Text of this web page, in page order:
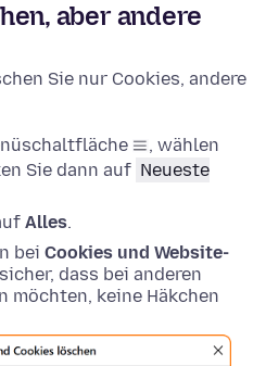
aber andere
Sie nur Cookies, andere
, wählen
Sie dann auf Neueste
Alles.
bei Cookies und Website-
dass bei anderen
möchten, keine Häkchen